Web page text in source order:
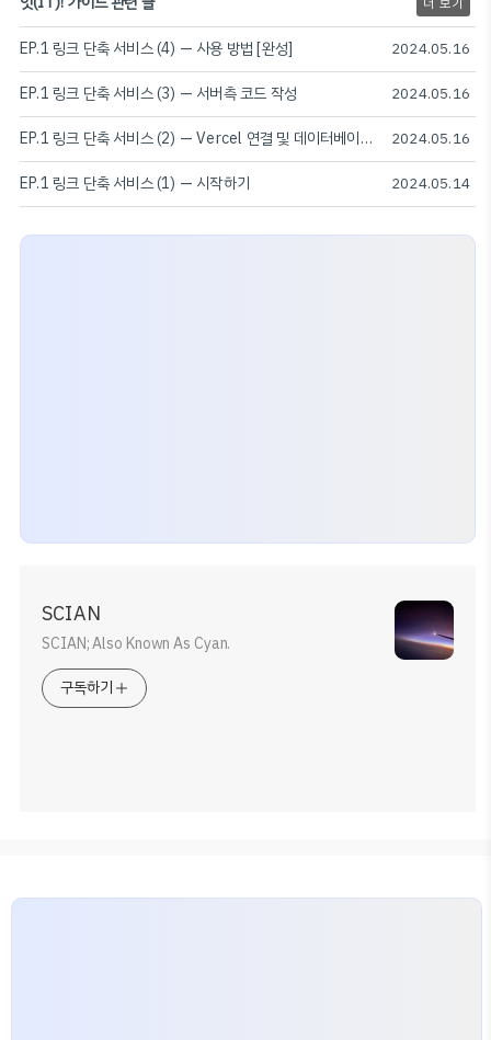
EP.1 링크 단축 서비스 (4) — 사용 방법 [완성] 2024.05.16
EP.1 링크 단축 서비스 (3) — 서버측 코드 작성 2024.05.16
EP.1 링크 단축 서비스 (2) — Vercel 연결 및 데이터베이스 구축 2024.05.16
EP.1 링크 단축 서비스 (1) — 시작하기 2024.05.14
SCIAN
SCIAN; Also Known As Cyan.
구독하기